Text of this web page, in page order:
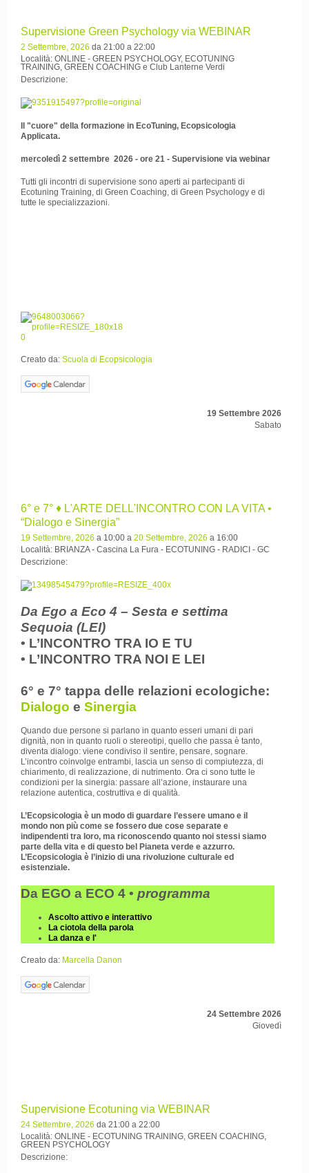
Supervisione Green Psychology via WEBINAR
2 Settembre, 2026 da 21:00 a 22:00
Località: ONLINE - GREEN PSYCHOLOGY, ECOTUNING
TRAINING, GREEN COACHING e Club Lanterne Verdi
Descrizione:
Il "cuore" della formazione in EcoTuning, Ecopsicologia
Applicata.
mercoledì 2 settembre 2026 - ore 21 - Supervisione via webinar
Tutti gli incontri di supervisione sono aperti ai partecipanti di
Ecotuning Training, di Green Coaching, di Green Psychology e di
tutte le specializzazioni.
Creato da: Scuola di Ecopsicologia
19 Settembre 2026
Sabato
6° e 7° ♦ L'ARTE DELL'INCONTRO CON LA VITA •
“Dialogo e Sinergia”
19 Settembre, 2026 a 10:00 a 20 Settembre, 2026 a 16:00
Località: BRIANZA - Cascina La Fura - ECOTUNING - RADICI - GC
Descrizione:
Da Ego a Eco 4 – Sesta e settima
Sequoia (LEI)
• L’INCONTRO TRA IO E TU
• L’INCONTRO TRA NOI E LEI
6° e 7° tappa delle relazioni ecologiche:
Dialogo e Sinergia
Quando due persone si parlano in quanto esseri umani di pari
dignità, non in quanto ruoli o stereotipi, quello che passa è tanto,
diventa dialogo: viene condiviso il sentire, pensare, sognare.
L’incontro coinvolge entrambi, lascia un senso di compiutezza, di
chiarimento, di realizzazione, di nutrimento. Ora ci sono tutte le
condizioni per la sinergia: passare all’azione, instaurare una
relazione autentica, costruttiva e di qualità.
L’Ecopsicologia è un modo di guardare l’essere umano e il
mondo non più come se fossero due cose separate e
indipendenti tra loro, ma riconoscendo quanto noi stessi siamo
parte della vita e di questo bel Pianeta verde e azzurro.
L’Ecopsicologia è l’inizio di una rivoluzione culturale ed
esistenziale.
Da EGO a ECO 4 • programma
Ascolto attivo e interattivo
La ciotola della parola
La danza e l'
Creato da: Marcella Danon
24 Settembre 2026
Giovedì
Supervisione Ecotuning via WEBINAR
24 Settembre, 2026 da 21:00 a 22:00
Località: ONLINE - ECOTUNING TRAINING, GREEN COACHING,
GREEN PSYCHOLOGY
Descrizione: